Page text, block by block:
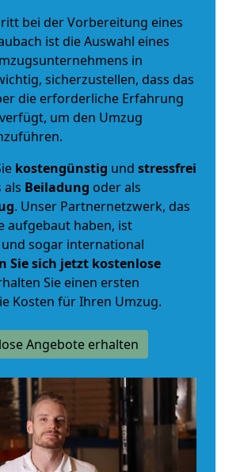
bei der Vorbereitung eines
ist die Auswahl eines
in
sicherzustellen, dass das
die erforderliche Erfahrung
um den Umzug
kostengünstig und stressfrei
als Beiladung oder als
. Unser Partnernetzwerk, das
aufgebaut haben, ist
sogar international
Sie sich jetzt kostenlose
Sie einen ersten
Kosten für Ihren Umzug.
Angebote erhalten